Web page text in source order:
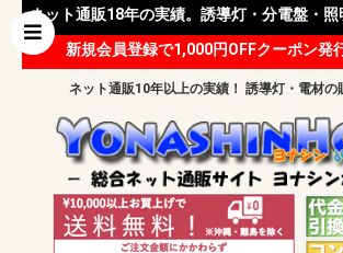
ネット通販18年の実績。誘導灯・分電盤・照
ーブル等 様々な資材を取り扱っていま
新規会員登録で1,000円OFFクーポン発
ネット通販10年以上の実績！ 誘導灯・電材の